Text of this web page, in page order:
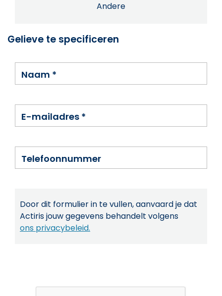
Andere
Gelieve te specificeren
Naam *
E-mailadres *
Telefoonnummer
Door dit formulier in te vullen, aanvaard je dat
Actiris jouw gegevens behandelt volgens
ons privacybeleid.